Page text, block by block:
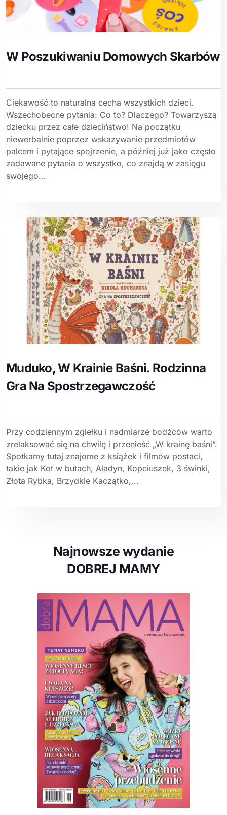
W Poszukiwaniu Domowych Skarbów
Ciekawość to naturalna cecha wszystkich dzieci.
Wszechobecne pytania: Co to? Dlaczego? Towarzyszą
dziecku przez całe dzieciństwo! Na początku
niewerbalnie poprzez wskazywanie przedmiotów
palcem i pytające spojrzenie, a później już jako często
zadawane pytania o wszystko, co znajdą w zasięgu
swojego...
Muduko, W Krainie Baśni. Rodzinna
Gra Na Spostrzegawczość
Przy codziennym zgiełku i nadmiarze bodźców warto
zrelaksować się na chwilę i przenieść „W krainę baśni”.
Spotkamy tutaj znajome z książek i filmów postaci,
takie jak Kot w butach, Aladyn, Kopciuszek, 3 świnki,
Złota Rybka, Brzydkie Kaczątko,...
Najnowsze wydanie
DOBREJ MAMY